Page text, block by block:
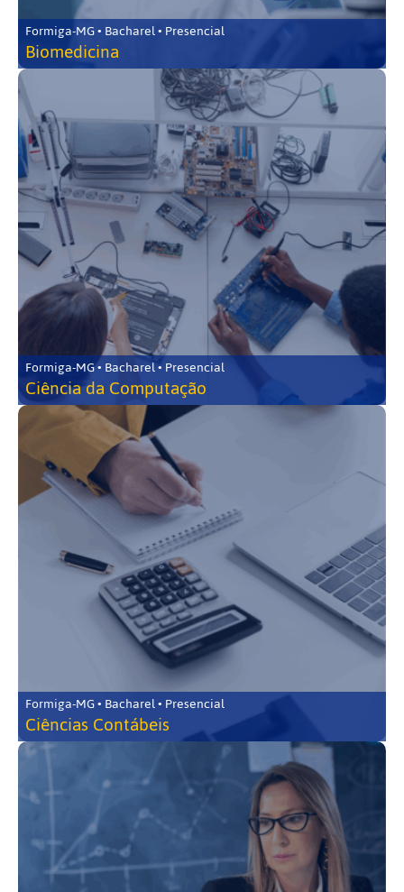
Formiga-MG • Bacharel • Presencial
Biomedicina
Formiga-MG • Bacharel • Presencial
Ciência da Computação
Formiga-MG • Bacharel • Presencial
Ciências Contábeis